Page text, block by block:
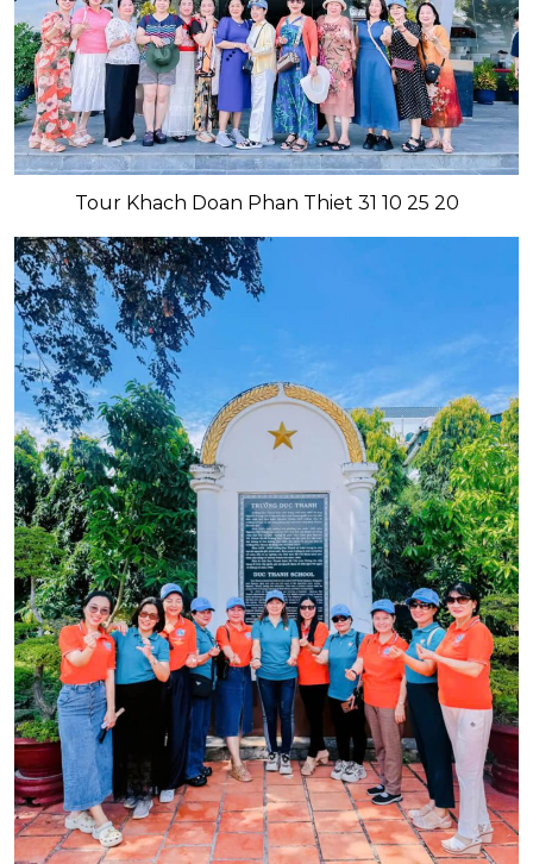
Tour Khach Doan Phan Thiet 31 10 25 20